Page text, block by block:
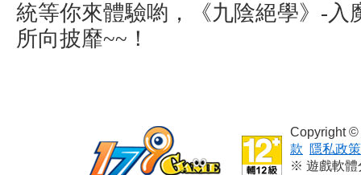
統等你來體驗喲，《九陰絕學》-入
所向披靡~~！
Copyright
款
隱私政策
※ 遊戲軟體